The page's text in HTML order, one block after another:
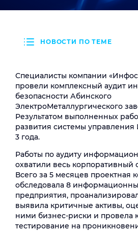
НОВОСТИ ПО ТЕМЕ
Специалисты компании
провели комплексный аудит
безопасности Абинского
ЭлектроМеталлургического
Результатом выполненных
развития системы
3 года.
Работы по аудиту
охватили весь корпоративный
Всего за 5 месяцев проектная
обследовала 8
предприятия,
выявила критичные активы,
ними бизнес-риски и провела
тестирование на